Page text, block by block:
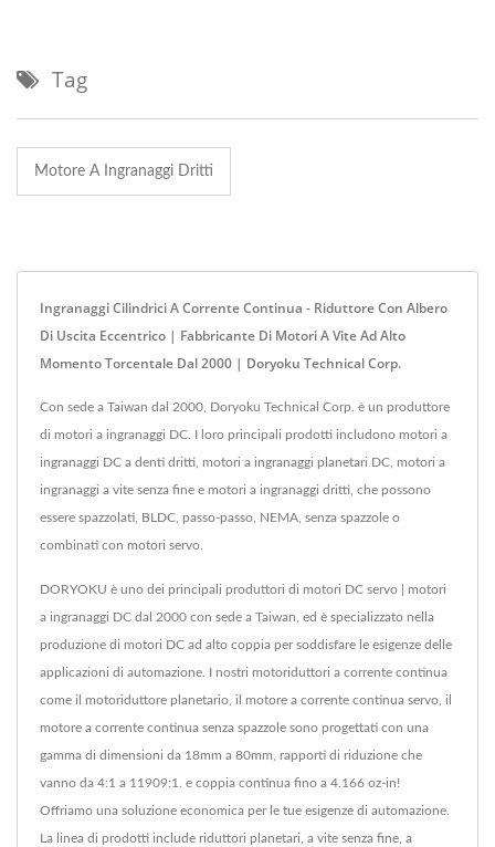
Tag
Motore A Ingranaggi Dritti
Ingranaggi Cilindrici A Corrente Continua - Riduttore Con Albero
Di Uscita Eccentrico | Fabbricante Di Motori A Vite Ad Alto
Momento Torcentale Dal 2000 | Doryoku Technical Corp.
Con sede a Taiwan dal 2000, Doryoku Technical Corp. è un produttore
di motori a ingranaggi DC. I loro principali prodotti includono motori a
ingranaggi DC a denti dritti, motori a ingranaggi planetari DC, motori a
ingranaggi a vite senza fine e motori a ingranaggi dritti, che possono
essere spazzolati, BLDC, passo-passo, NEMA, senza spazzole o
combinati con motori servo.
DORYOKU è uno dei principali produttori di motori DC servo | motori
a ingranaggi DC dal 2000 con sede a Taiwan, ed è specializzato nella
produzione di motori DC ad alto coppia per soddisfare le esigenze delle
applicazioni di automazione. I nostri motoriduttori a corrente continua
come il motoriduttore planetario, il motore a corrente continua servo, il
motore a corrente continua senza spazzole sono progettati con una
gamma di dimensioni da 18mm a 80mm, rapporti di riduzione che
vanno da 4:1 a 11909:1. e coppia continua fino a 4.166 oz-in!
Offriamo una soluzione economica per le tue esigenze di automazione.
La linea di prodotti include riduttori planetari, a vite senza fine, a